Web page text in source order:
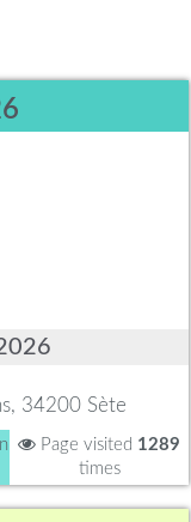
34200 Sète
Page visited 1289
times